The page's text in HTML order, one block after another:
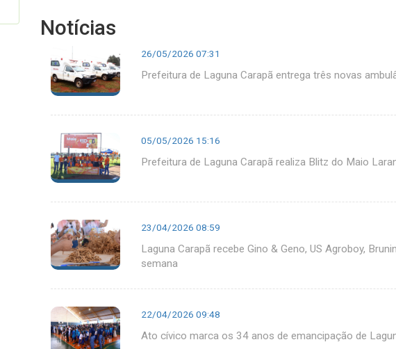
Notícias
26/05/2026 07:31
Prefeitura de Laguna Carapã entrega três novas
05/05/2026 15:16
Prefeitura de Laguna Carapã realiza Blitz do Maio
23/04/2026 08:59
Laguna Carapã recebe Gino & Geno, US Agroboy,
semana
22/04/2026 09:48
Ato cívico marca os 34 anos de emancipação de